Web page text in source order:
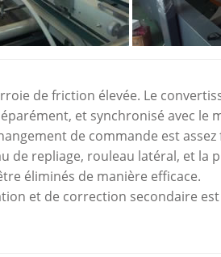
de friction élevée. Le
et synchronisé avec le
de commande est assez
de repliage, rouleau latéral, et la
éliminés de manière efficace.
et de correction secondaire